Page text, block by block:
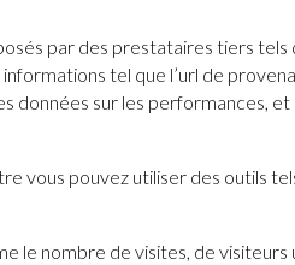
par des prestataires tiers tels
tel que l’url de
données sur les performances, et
vous pouvez utiliser des outils
le nombre de visites, de visiteurs